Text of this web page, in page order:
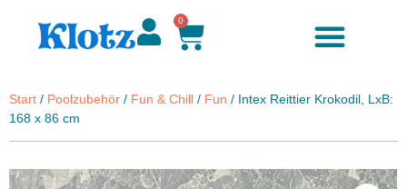
0
Start / Poolzubehör / Fun & Chill / Fun / Intex Reittier Krokodil, LxB:
168 x 86 cm